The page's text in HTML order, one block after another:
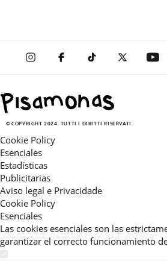
© COPYRIGHT 2024. TUTTI I DIRITTI RISERVATI.
Cookie Policy
Esenciales
Estadísticas
Publicitarias
Aviso legal e Privacidade
Cookie Policy
Esenciales
Las cookies esenciales son las
garantizar el correcto funcionamiento